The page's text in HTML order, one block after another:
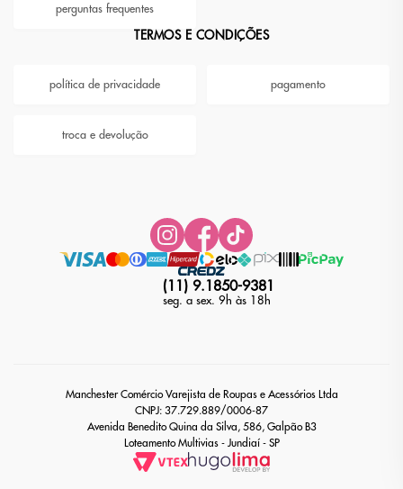
perguntas frequentes
TERMOS E CONDIÇÕES
política de privacidade pagamento
troca e devolução
(11) 9.1850-9381
seg. a sex. 9h às 18h
Manchester Comércio Varejista de Roupas e Acessórios Ltda
CNPJ: 37.729.889/0006-87
Avenida Benedito Quina da Silva, 586, Galpão B3
Loteamento Multivias - Jundiaí - SP